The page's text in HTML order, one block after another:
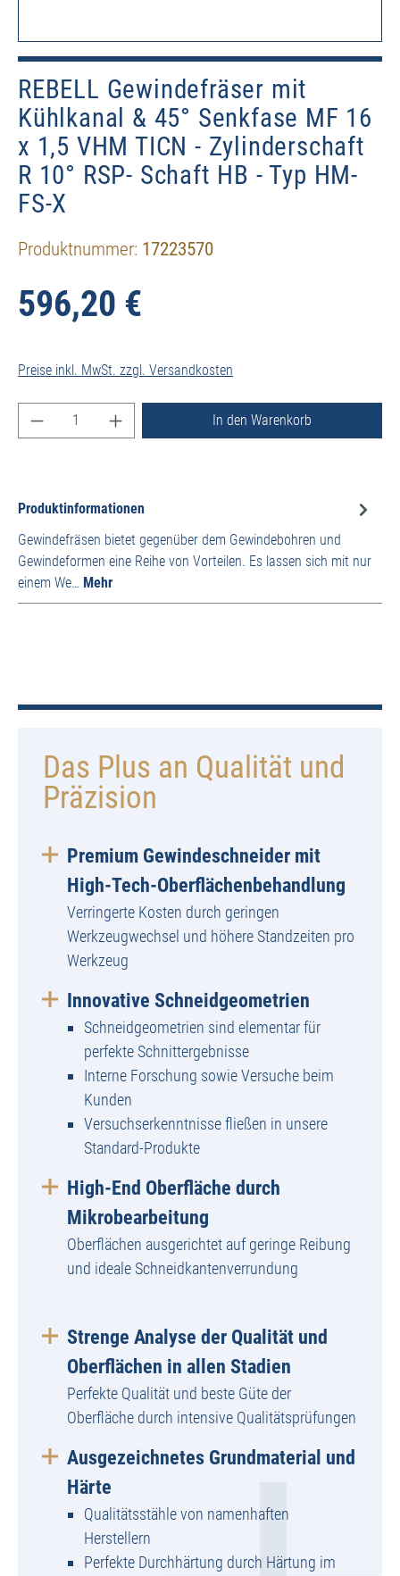
REBELL Gewindefräser mit
Kühlkanal & 45° Senkfase MF 16
x 1,5 VHM TICN - Zylinderschaft
R 10° RSP- Schaft HB - Typ HM-
FS-X
Produktnummer: 17223570
596,20 €
Preise inkl. MwSt. zzgl. Versandkosten
Produkt Anzahl: Gib den gewünschten Wert ein
In den Warenkorb
Produktinformationen
Gewindefräsen bietet gegenüber dem Gewindebohren und
Gewindeformen eine Reihe von Vorteilen. Es lassen sich mit nur
einem We… Mehr
Das Plus an Qualität und
Präzision
Premium Gewindeschneider mit
High-Tech-Oberflächenbehandlung
Verringerte Kosten durch geringen
Werkzeugwechsel und höhere Standzeiten pro
Werkzeug
Innovative Schneidgeometrien
Schneidgeometrien sind elementar für
perfekte Schnittergebnisse
Interne Forschung sowie Versuche beim
Kunden
Versuchserkenntnisse fließen in unsere
Standard-Produkte
High-End Oberfläche durch
Mikrobearbeitung
Oberflächen ausgerichtet auf geringe Reibung
und ideale Schneidkantenverrundung
Strenge Analyse der Qualität und
Oberflächen in allen Stadien
Perfekte Qualität und beste Güte der
Oberfläche durch intensive Qualitätsprüfungen
Ausgezeichnetes Grundmaterial und
Härte
Qualitätsstähle von namenhaften
Herstellern
Perfekte Durchhärtung durch Härtung im